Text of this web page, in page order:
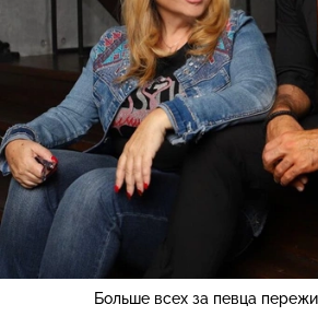
Больше всех за певца